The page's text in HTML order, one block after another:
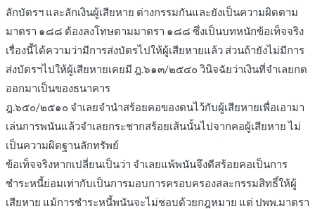
ลักบัตรฯ และลักเงินผู้เสียหาย ต่างกรรมกันและยังเป็นความผิดตาม
มาตรา ๑๘๘ ต้องลงโทษตามมาตรา ๑๘๘ ซึ่งเป็นบทหนักข้อเท็จจริง
เรื่องนี้ได้ความว่ามีการส่งบัตรไปให้ผู้เสียหายแล้ว ส่วนถ้ายังไม่มีการ
ส่งบัตรฯไปให้ผู้เสียหายเคยมี ฎ.๖๑๓/๒๕๔๐ วินิจฉัยว่าเงินที่จำเลยกด
ออกมาเป็นของธนาคาร
ฎ.๖๕๐/๒๕๑๐ จำเลยจำนำสร้อยคอของตนไว้กับผู้เสียหายเพื่อเอามา
เล่นการพนันแล้วจำเลยกระชากสร้อยเส้นนั้นไปจากคอผู้เสียหาย ไม่
เป็นความผิดฐานลักทรัพย์
ข้อเท็จจริงหากเปลี่ยนเป็นว่า จำเลยแพ้พนันจึงตีสร้อยคอเป็นการ
ชำระหนี้ย่อมเท่ากับเป็นการมอบการครอบครองสละกรรมสิทธิ์ให้ผู้
เสียหาย แม้การชำระหนี้พนันจะไม่ชอบด้วยกฎหมาย แต่ ปพพ.มาตรา